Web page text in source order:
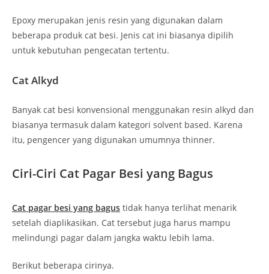
Epoxy merupakan jenis resin yang digunakan dalam
beberapa produk cat besi. Jenis cat ini biasanya dipilih
untuk kebutuhan pengecatan tertentu.
Cat Alkyd
Banyak cat besi konvensional menggunakan resin alkyd dan
biasanya termasuk dalam kategori solvent based. Karena
itu, pengencer yang digunakan umumnya thinner.
Ciri-Ciri Cat Pagar Besi yang Bagus
Cat pagar besi yang bagus tidak hanya terlihat menarik
setelah diaplikasikan. Cat tersebut juga harus mampu
melindungi pagar dalam jangka waktu lebih lama.
Berikut beberapa cirinya.